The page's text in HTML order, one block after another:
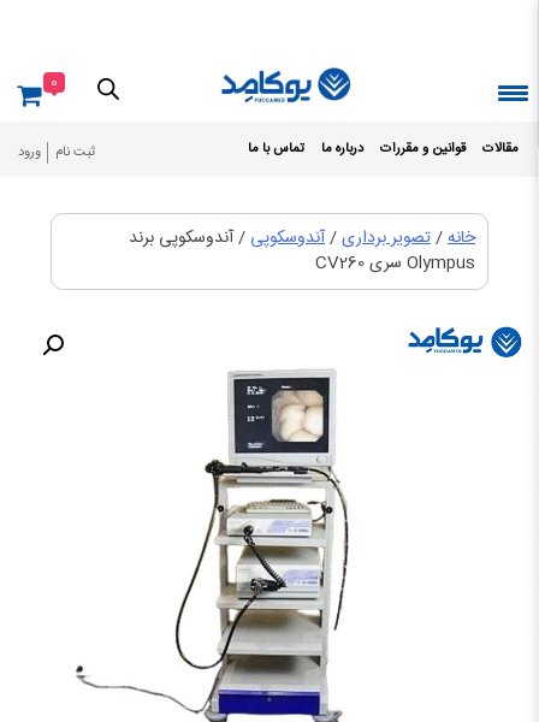
مقالات قوانین و مقررات درباره ما تماس با ما ثبت نام ورود
0
خانه/تصویر برداری/آندوسکوپی / آندوسکوپی برند
Olympus سری CV260